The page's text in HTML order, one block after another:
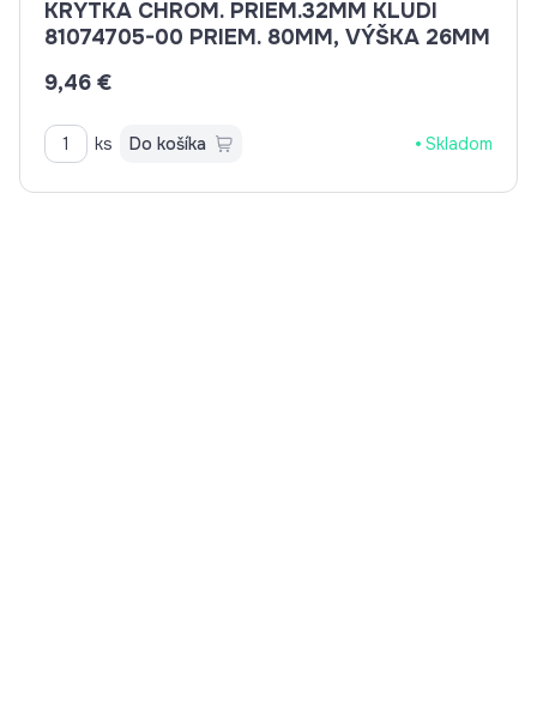
KRYTKA CHRÓM. PRIEM.32MM KLUDI
81074705-00 PRIEM. 80MM, VÝŠKA 26MM
9,46 €
ks Do košíka Skladom